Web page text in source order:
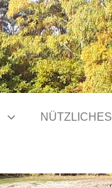
NÜTZLICHES